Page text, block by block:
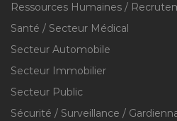
Ressources Humaines /
Santé / Secteur Médical
Secteur Automobile
Secteur Immobilier
Secteur Public
Sécurité / Surveillance /